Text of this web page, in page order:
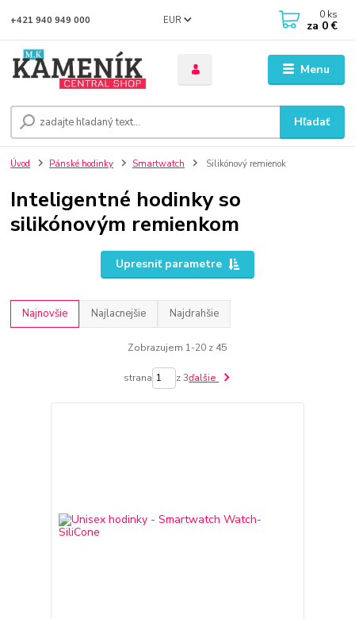
Menu
EUR
Hľadať
+421 940 949 000 0 ks
za 0 €
Úvod Pánské hodinky Smartwatch Silikónový remienok
Inteligentné hodinky so
silikónovým remienkom
Upresniť parametre
Najnovšie Najlacnejšie Najdrahšie
Zobrazujem 1-20 z 45
strana z 3ďalšie